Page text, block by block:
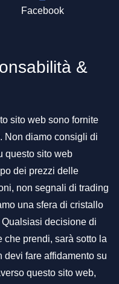
Facebook
&
sito web sono fornite
Non diamo consigli di
questo sito web
dei prezzi delle
non segnali di trading
una sfera di cristallo
decisione di
prendi, sarà sotto la
devi fare affidamento su
questo sito web,